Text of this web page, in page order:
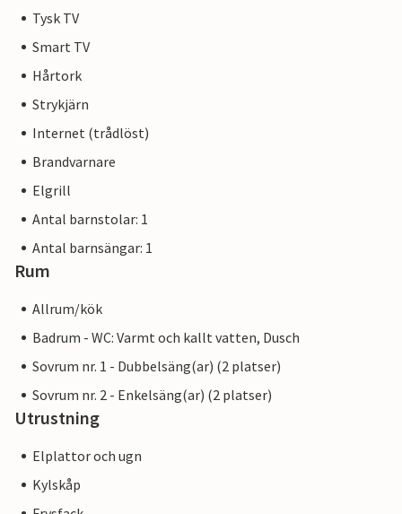
Tysk TV
Smart TV
Hårtork
Strykjärn
Internet (trådlöst)
Brandvarnare
Elgrill
Antal barnstolar: 1
Antal barnsängar: 1
Rum
Allrum/kök
Badrum - WC: Varmt och kallt vatten, Dusch
Sovrum nr. 1 - Dubbelsäng(ar) (2 platser)
Sovrum nr. 2 - Enkelsäng(ar) (2 platser)
Utrustning
Elplattor och ugn
Kylskåp